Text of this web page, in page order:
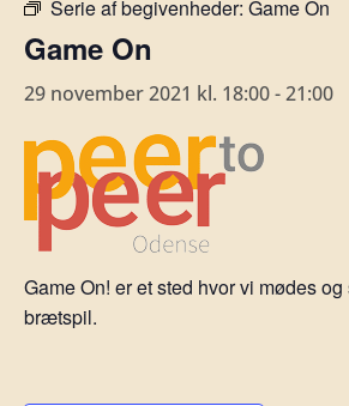
Serie af begivenheder: Game On
Game On
29 november 2021 kl. 18:00-21:00
Game On! er et sted hvor vi mødes
brætspil.